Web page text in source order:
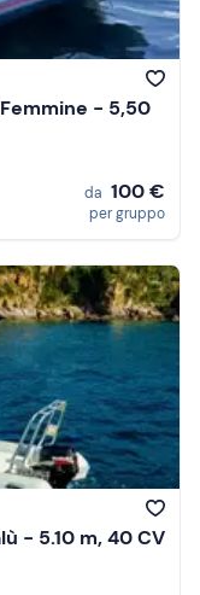
- 5,50
da 100 €
per gruppo
- 5.10 m, 40 CV